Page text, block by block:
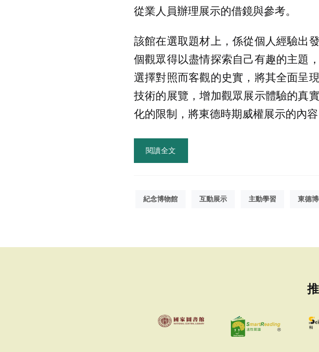
從業人員辦理展示的借鏡與參考。
該館在選取題材上，係從個人經驗出
個觀眾得以盡情探索自己有趣的主題
選擇對照而客觀的史實，將其全面呈
技術的展覽，增加觀眾展示體驗的真
化的限制，將東德時期威權展示的內
閱讀全文
紀念博物館 互動展示 主動學習 東德